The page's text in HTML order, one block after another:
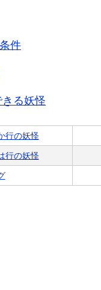
件
きる妖怪
行の妖怪
行の妖怪